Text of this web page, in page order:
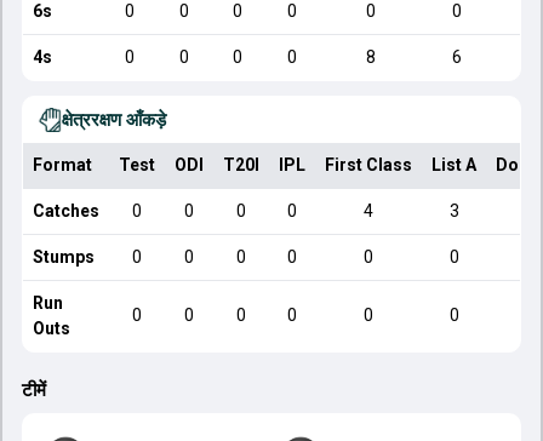
6s 0 0 0 0 0 0
4s 0 0 0 0 8 6
क्षेत्ररक्षण आँकड़े
Format Test ODI T20I IPL First Class List A
Catches 0 0 0 0 4 3
Stumps 0 0 0 0 0 0
Run
Outs
0 0 0 0 0 0
टीमें